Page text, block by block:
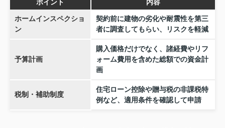
ポイント 内容
ホームインスペクショ
ン
契約前に建物の劣化や耐震性を第三
者に調査してもらい、リスクを軽減
予算計画
購入価格だけでなく、諸経費やリフ
ォーム費用を含めた総額での資金計
画
税制・補助制度
住宅ローン控除や贈与税の非課税特
例など、適用条件を確認して申請